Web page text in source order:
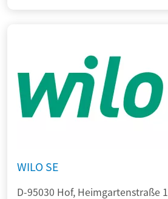
WILO SE
D-95030 Hof, Heimgartenstraße 1